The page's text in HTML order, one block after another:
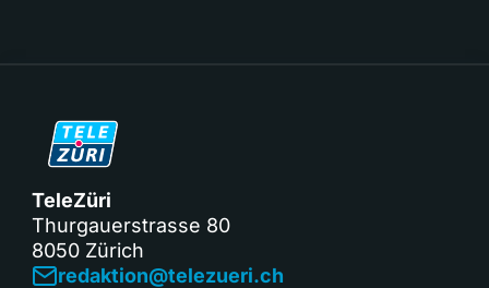
TeleZüri
Thurgauerstrasse 80
8050 Zürich
redaktion@telezueri.ch